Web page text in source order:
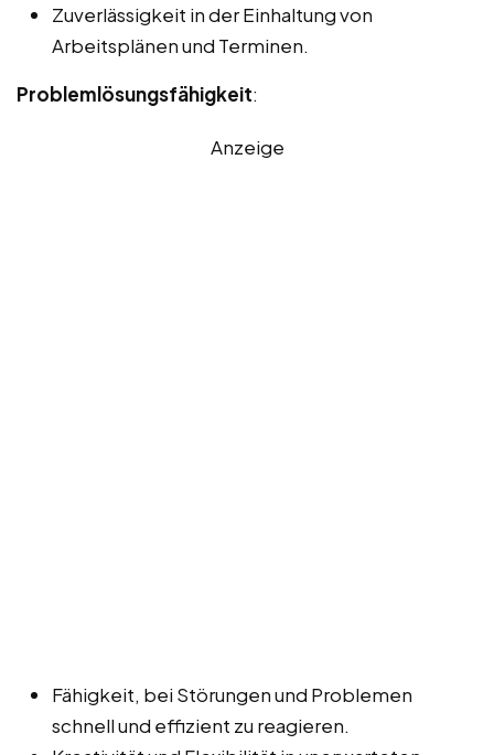
Zuverlässigkeit in der Einhaltung von
Arbeitsplänen und Terminen.
Problemlösungsfähigkeit:
Anzeige
Fähigkeit, bei Störungen und Problemen
schnell und effizient zu reagieren.